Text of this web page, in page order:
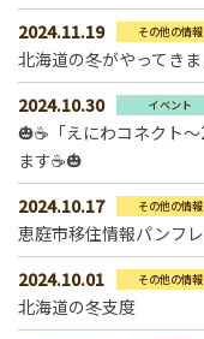
2024.11.19
その他の情報
北海道の冬がやってき
2024.10.30
イベント
🎃☕「えにわコネクト
ます☕🎃
2024.10.17
その他の情報
恵庭市移住情報パンフ
2024.10.01
その他の情報
北海道の冬支度